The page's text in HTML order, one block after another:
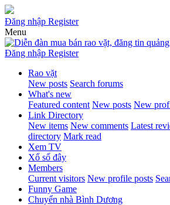
Đăng nhập Register
Menu
Đăng nhập Register
Rao vặt
New posts Search forums
What's new
Featured content New posts New
Link Directory
New items New comments Latest
directory Mark read
Xem TV
Xổ số đây
Members
Current visitors New profile posts
Funny Game
Chuyển nhà Bình Dương